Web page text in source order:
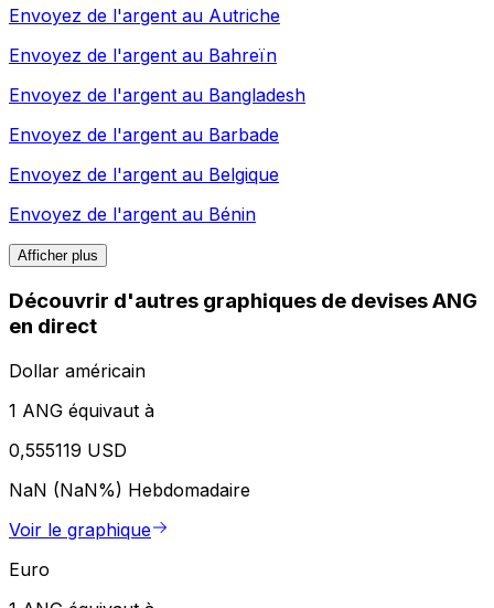
Envoyez de l'argent au Autriche
Envoyez de l'argent au Bahreïn
Envoyez de l'argent au Bangladesh
Envoyez de l'argent au Barbade
Envoyez de l'argent au Belgique
Envoyez de l'argent au Bénin
Afficher plus
Découvrir d'autres graphiques de devises ANG
en direct
Dollar américain
1 ANG équivaut à
0,555119 USD
NaN (NaN%) Hebdomadaire
Voir le graphique
Euro